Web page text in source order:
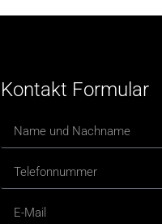
Kontakt Formular